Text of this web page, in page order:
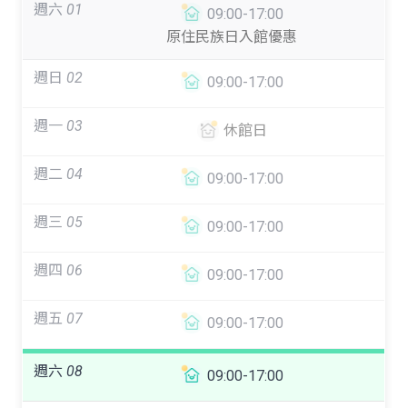
週六 01
09:00-17:00
原住民族日入館優惠
週日 02 09:00-17:00
週一 03 休館日
週二 04 09:00-17:00
週三 05 09:00-17:00
週四 06 09:00-17:00
週五 07 09:00-17:00
週六 08 09:00-17:00